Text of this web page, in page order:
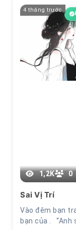
4 tháng trước
1,2K 0
Sai Vị Trí
Vào đêm bạn
bạn của . “Anh